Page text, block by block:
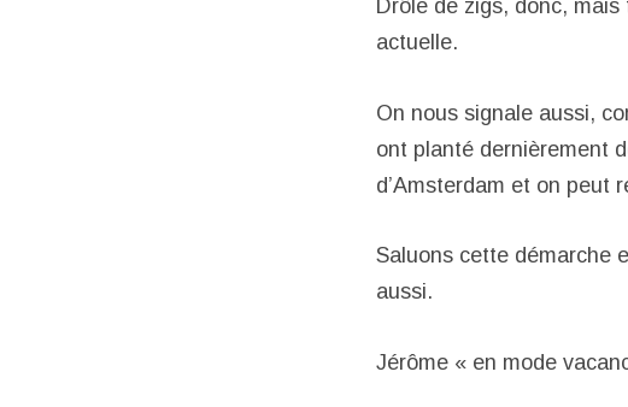
Drôle de zigs, donc,
actuelle.
On nous signale aussi,
ont planté dernièrement
d’Amsterdam et on peut
Saluons cette démarche
aussi.
Jérôme « en mode